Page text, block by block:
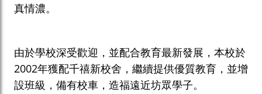
真情濃。
由於學校深受歡迎，並配合教育最新發展，本校於
2002年獲配千禧新校舍，繼續提供優質教育，並增
設班級，備有校車，造福遠近坊眾學子。